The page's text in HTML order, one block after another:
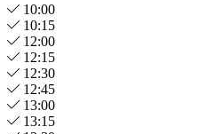
10:00
10:15
12:00
12:15
12:30
12:45
13:00
13:15